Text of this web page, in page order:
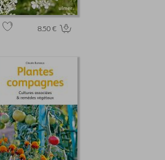
8.50 €